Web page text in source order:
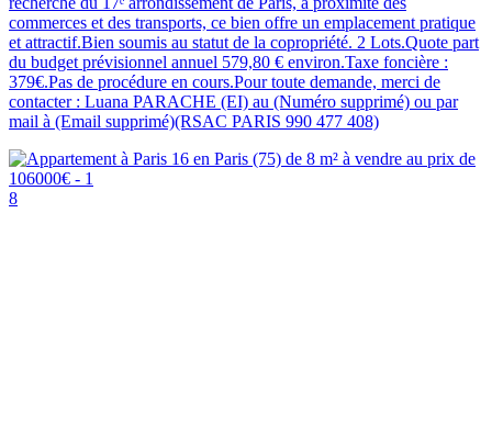
commerces et des transports, ce bien offre un emplacement pratique
et attractif.Bien soumis au statut de la copropriété. 2 Lots.Quote part
du budget prévisionnel annuel 579,80 € environ.Taxe foncière :
379€.Pas de procédure en cours.Pour toute demande, merci de
contacter : Luana PARACHE (EI) au (Numéro supprimé) ou par
mail à (Email supprimé)(RSAC PARIS 990 477 408)
8